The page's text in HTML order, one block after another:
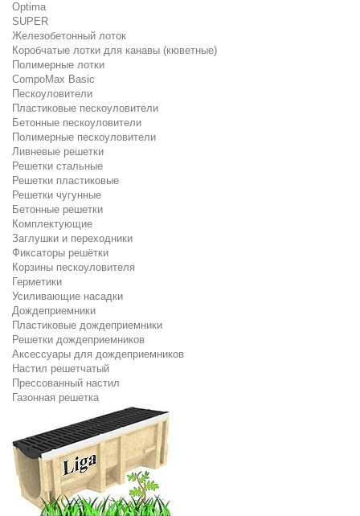
Optima
SUPER
Железобетонный лоток
Коробчатые лотки для канавы (кюветные)
Полимерные лотки
CompoMax Basic
Пескоуловители
Пластиковые пескоуловители
Бетонные пескоуловители
Полимерные пескоуловители
Ливневые решетки
Решетки стальные
Решетки пластиковые
Решетки чугунные
Бетонные решетки
Комплектующие
Заглушки и переходники
Фиксаторы решётки
Корзины пескоуловителя
Герметики
Усиливающие насадки
Дождеприемники
Пластиковые дождеприемники
Решетки дождеприемников
Аксессуары для дождеприемников
Настил решетчатый
Прессованный настил
Газонная решетка